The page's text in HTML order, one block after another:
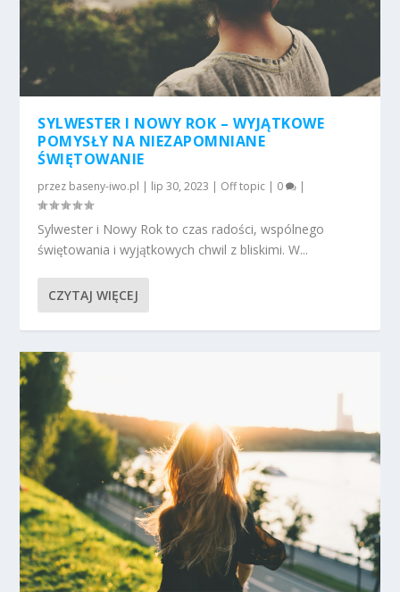
SYLWESTER I NOWY ROK – WYJĄTKOWE
POMYSŁY NA NIEZAPOMNIANE
ŚWIĘTOWANIE
przez baseny-iwo.pl | lip 30, 2023 | Off topic | 0 |
Sylwester i Nowy Rok to czas radości, wspólnego
świętowania i wyjątkowych chwil z bliskimi. W...
CZYTAJ WIĘCEJ